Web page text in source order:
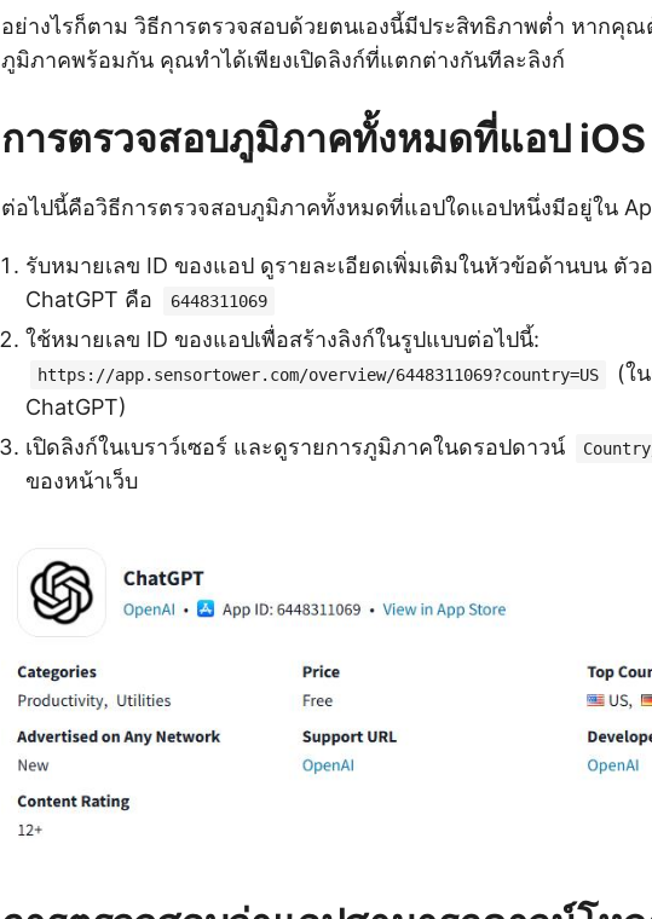
อย่างไรก็ตาม วิธีการตรวจสอบด้วยตนเองนี้มีประสิทธิภาพต่ำ หากคุ
ภูมิภาคพร้อมกัน คุณทำได้เพียงเปิดลิงก์ที่แตกต่างกันทีละลิงก์
การตรวจสอบภูมิภาคทั้งหมดที่แอป
ต่อไปนี้คือวิธีการตรวจสอบภูมิภาคทั้งหมดที่แอปใดแอปหนึ่งมีอยู่ใน
รับหมายเลข ID ของแอป ดูรายละเอียดเพิ่มเติมในหัวข้อด้านบน ตัว
ChatGPT คือ
6448311069
ใช้หมายเลข ID ของแอปเพื่อสร้างลิงก์ในรูปแบบต่อไปนี้:
https://app.sensortower.com/overview/6448311069?country=US
(ใ
ChatGPT)
เปิดลิงก์ในเบราว์เซอร์ และดูรายการภูมิภาคในดรอปดาวน์
ของหน้าเว็บ